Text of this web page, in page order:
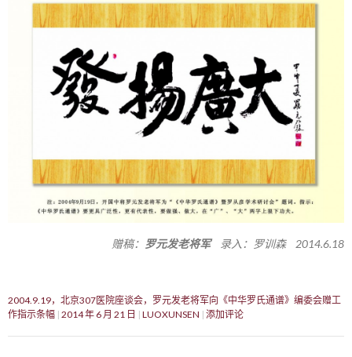
赠稿： 罗元发老将军录入：罗训森 2014.6.18
2004.9.19，北京307医院座谈会，罗元发老将军向《中华罗氏通谱》编委会赠工
作指示条幅 2014 年 6 月 21 日 LUOXUNSEN 添加评论